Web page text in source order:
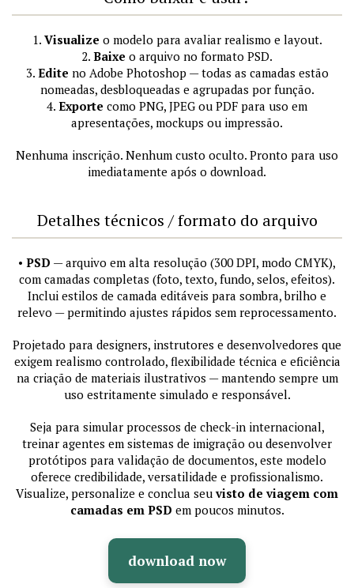
1. Visualize o modelo para avaliar realismo e layout.
2. Baixe o arquivo no formato PSD.
3. Edite no Adobe Photoshop — todas as camadas estão
nomeadas, desbloqueadas e agrupadas por função.
4. Exporte como PNG, JPEG ou PDF para uso em
apresentações, mockups ou impressão.
Nenhuma inscrição. Nenhum custo oculto. Pronto para uso
imediatamente após o download.
Detalhes técnicos / formato do arquivo
• PSD — arquivo em alta resolução (300 DPI, modo CMYK),
com camadas completas (foto, texto, fundo, selos, efeitos).
Inclui estilos de camada editáveis para sombra, brilho e
relevo — permitindo ajustes rápidos sem reprocessamento.
Projetado para designers, instrutores e desenvolvedores que
exigem realismo controlado, flexibilidade técnica e eficiência
na criação de materiais ilustrativos — mantendo sempre um
uso estritamente simulado e responsável.
Seja para simular processos de check-in internacional,
treinar agentes em sistemas de imigração ou desenvolver
protótipos para validação de documentos, este modelo
oferece credibilidade, versatilidade e profissionalismo.
Visualize, personalize e conclua seuvisto de viagem com
camadas em PSD em poucos minutos.
download now